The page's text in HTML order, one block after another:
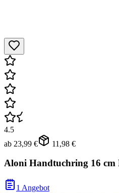
4.5
ab 23,99 € 11,98 €
Aloni Handtuchring 16 cm
1 Angebot